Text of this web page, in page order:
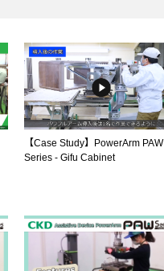
【Case Study】PowerArm PAW
Series - Gifu Cabinet